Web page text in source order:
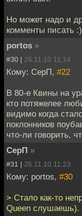
Но может надо и
комменты писать :)
portos »
#30 | 25.11.10 11:14
Кому: СерП, #22
В 80-е Квины на
кто потяжелее
видимо когда
поклонников
что-ли говорить,
СерП »
#31 | 25.11.10 11:23
Кому: portos, #30
> Стало как-то
Queen слушаешь).